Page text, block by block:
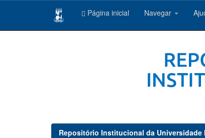
Página inicial Navegar
Repositório Institucional da Universidade